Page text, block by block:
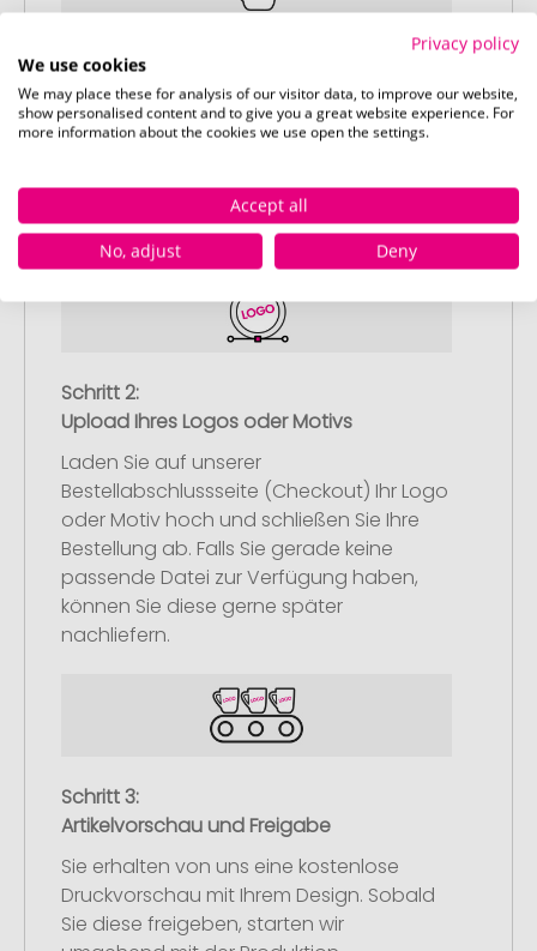
Schritt 1:
Artikelkonfiguration
Wählen Sie Ihre gewünschten
Werbeartikel aus und passen Sie diese
Anschließend legen Sie die konfigurierten
Artikel in Ihren Warenkorb.
Schritt 2:
Upload Ihres Logos oder Motivs
Laden Sie auf unserer
Bestellabschlussseite (Checkout) Ihr Logo
oder Motiv hoch und schließen Sie Ihre
Bestellung ab. Falls Sie gerade keine
passende Datei zur Verfügung haben,
können Sie diese gerne später
nachliefern.
Schritt 3:
Artikelvorschau und Freigabe
Sie erhalten von uns eine kostenlose
Druckvorschau mit Ihrem Design. Sobald
Sie diese freigeben, starten wir
Privacy policy
We use cookies
We may place these for analysis of our visitor data, to improve our website,
show personalised content and to give you a great website experience. For
more information about the cookies we use open the settings.
Accept all
No, adjust
Deny